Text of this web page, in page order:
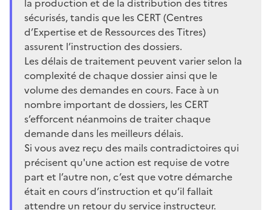
sécurisés, tandis que les CERT (Centres
d’Expertise et de Ressources des Titres)
assurent l’instruction des dossiers.
Les délais de traitement peuvent varier selon la
complexité de chaque dossier ainsi que le
volume des demandes en cours. Face à un
nombre important de dossiers, les CERT
s’efforcent néanmoins de traiter chaque
demande dans les meilleurs délais.
Si vous avez reçu des mails contradictoires qui
précisent qu'une action est requise de votre
part et l’autre non, c’est que votre démarche
était en cours d’instruction et qu’il fallait
attendre un retour du service instructeur.